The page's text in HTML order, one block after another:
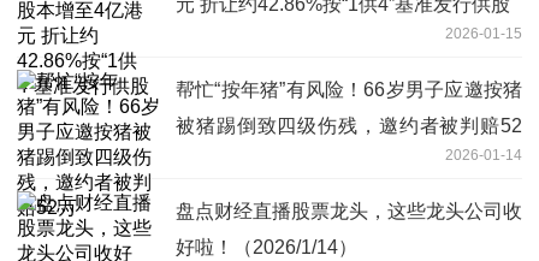
元 折让约42.86%按“1供4”基准发行供股
2026-01-15
帮忙“按年猪”有风险！66岁男子应邀按猪
被猪踢倒致四级伤残，邀约者被判赔52
2026-01-14
盘点财经直播股票龙头，这些龙头公司收
好啦！（2026/1/14）